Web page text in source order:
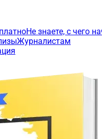
Не знаете, с чего
Журналистам